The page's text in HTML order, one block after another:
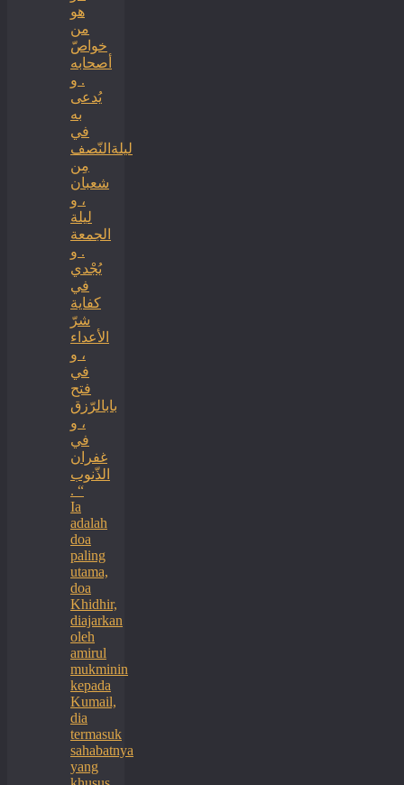
هو
من
خواصّ
أصحابه
. و
يُدعى
به
في
ليلةالنّصف
مِن
شعبان
، و
ليلة
الجمعة
. و
يُجْدي
في
كفاية
شرّ
الأعداء
، و
في
فتح
بابالرّزق
، و
في
غفران
الذّنوب
. “
Ia
adalah
doa
paling
utama,
doa
Khidhir,
diajarkan
oleh
amirul
mukminin
kepada
Kumail,
dia
termasuk
sahabatnya
yang